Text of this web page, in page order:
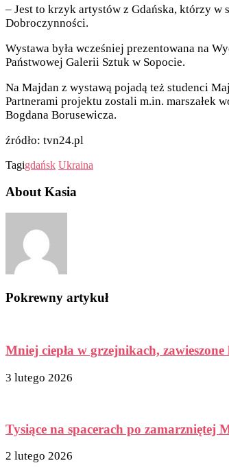
– Jest to krzyk artystów z Gdańska, którzy w
Dobroczynności.
Wystawa była wcześniej prezentowana na
Państwowej Galerii Sztuk w Sopocie.
Na Majdan z wystawą pojadą też studenci
Partnerami projektu zostali m.in. marszałek
Bogdana Borusewicza.
źródło: tvn24.pl
Tagigdańsk Ukraina
About Kasia
Pokrewny artykuł
Mniej ciepła w grzejnikach,
3 lutego 2026
Tysiące na spacerach po zamarzniętej
2 lutego 2026